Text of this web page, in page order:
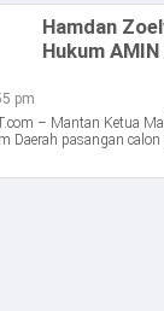
Hamdan
Hukum
pm
– Mantan Ketua
Daerah pasangan calon